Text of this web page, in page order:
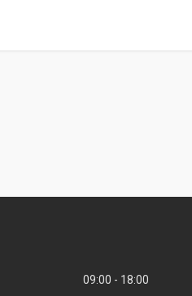
09:00
18:00